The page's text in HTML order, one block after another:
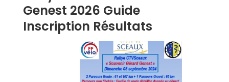
Genest 2026 Guide
Inscription Résultats